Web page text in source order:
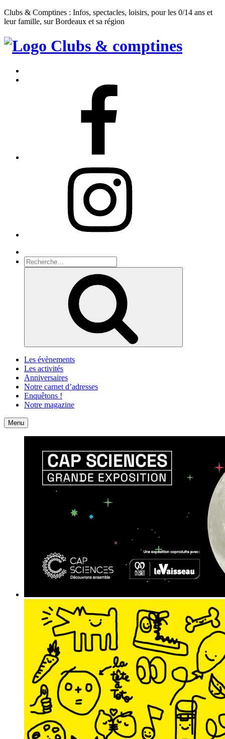
Clubs & Comptines : Infos, spectacles, loisirs, pour les 0/14 ans et
leur famille, sur Bordeaux et sa région
Clubs
Comptines
Recherche
pour
Les évènements
Les activités
Anniversaires
Notre carnet d’adresses
Enquêtons !
Notre magazine
Accueil
Menu Contact